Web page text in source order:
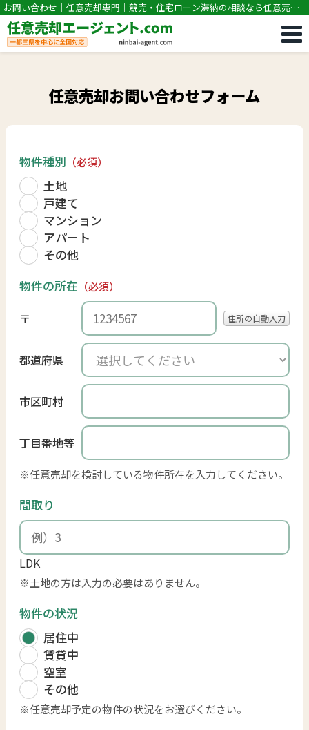
お問い合わせ｜任意売却専門｜競売・住宅ローン滞納の相談なら任意売却
エージェント.com
任意売却お問い合わせフォーム
物件種別 （必須）
土地
戸建て
マンション
アパート
その他
物件の所在 （必須）
〒 住所の自動入力
都道府県
市区町村
丁目番地等
任意売却を検討している物件所在を入力してください。
間取り
LDK
土地の方は入力の必要はありません。
物件の状況
居住中
賃貸中
空室
その他
任意売却予定の物件の状況をお選びください。